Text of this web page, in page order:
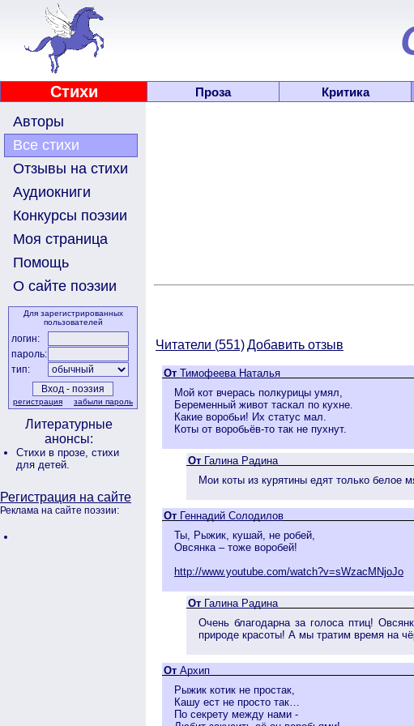
Стихи Проза Критика
Авторы
Все стихи
Отзывы на стихи
Аудиокниги
Конкурсы поэзии
Моя страница
Помощь
О сайте поэзии
Для зарегистрированных
пользователей
логин:
пароль:
тип:
регистрация забыли пароль
Литературные
анонсы:
Стихи в прозе, стихи
для детей.
Регистрация на сайте
Реклама на сайте поэзии:
Читатели (551)Добавить отзыв
От Тимофеева Наталья
Мой кот вчерась полкурицы умял,
Беременный живот таскал по кухне.
Какие воробьи! Их статус мал.
Коты от воробьёв-то так не пухнут.
От Галина Радина
Мои коты из курятины едят только белое
От Геннадий Солодилов
Ты, Рыжик, кушай, не робей,
Овсянка – тоже воробей!
http://www.youtube.com/watch?v=sWzacMNjoJo
От Галина Радина
Очень благодарна за голоса птиц!
природе красоты! А мы тратим время на
От Архип
Рыжик котик не простак,
Кашу ест не просто так…
По секрету между нами -